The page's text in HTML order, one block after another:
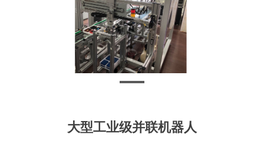
大型工业级并联机器人